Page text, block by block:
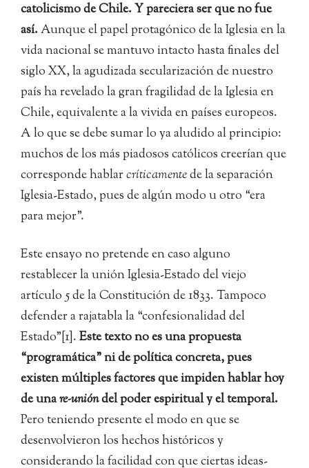
catolicismo de Chile. Y pareciera ser que no fue
así.Aunque el papel protagónico de la Iglesia en la
vida nacional se mantuvo intacto hasta finales del
siglo XX, la agudizada secularización de nuestro
país ha revelado la gran fragilidad de la Iglesia en
Chile, equivalente a la vivida en países europeos.
A lo que se debe sumar lo ya aludido al principio:
muchos de los más piadosos católicos creerían que
corresponde hablarcríticamentede la separación
Iglesia-Estado, pues de algún modo u otro “era
para mejor”.
Este ensayo no pretende en caso alguno
restablecer la unión Iglesia-Estado del viejo
artículo 5 de la Constitución de 1833. Tampoco
defender a rajatabla la “confesionalidad del
Estado”[1].Este texto no es una propuesta
“programática” ni de política concreta, pues
existen múltiples factores que impiden hablar hoy
de unare-unióndel poder espiritual y el temporal.
Pero teniendo presente el modo en que se
desenvolvieron los hechos históricos y
considerando la facilidad con que ciertas ideas-